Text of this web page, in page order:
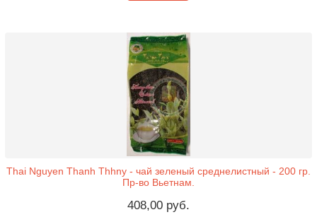
Thai Nguyen Thanh Thhny - чай зеленый среднелистный - 200 гр.
Пр-во Вьетнам.
408,00 руб.